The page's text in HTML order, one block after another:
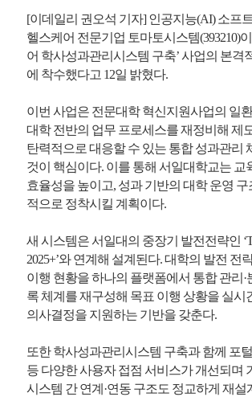
[이데일리 권오석 기자] 인공지능(AI) 소프
헬스케어 전문기업 토마토시스템(393210)
어 학사성과관리시스템 구축’ 사업의 본격
에 착수했다고 12일 밝혔다.
이번 사업은 전문대학 혁신지원사업의 일
대학 전반의 업무 프로세스를 재정비해 제
탄력적으로 대응할 수 있는 통합 성과관리
것이 핵심이다. 이를 통해 서일대학교는 교
효율성을 높이고, 성과 기반의 대학 운영 구
적으로 정착시킬 계획이다.
새 시스템은 서일대의 중장기 발전전략인
2025+’와 연계해 설계된다. 대학의 발전 전
이행 현황을 하나의 플랫폼에서 통합 관리·
록 체계를 재구성해 목표 이행 상황을 실시
의사결정을 지원하는 기반을 갖춘다.
또한 학사성과관리시스템 구축과 함께 포
등 다양한 사용자 접점 서비스가 개선되며
시스템 간 연계·연동 구조도 정교하게 재설